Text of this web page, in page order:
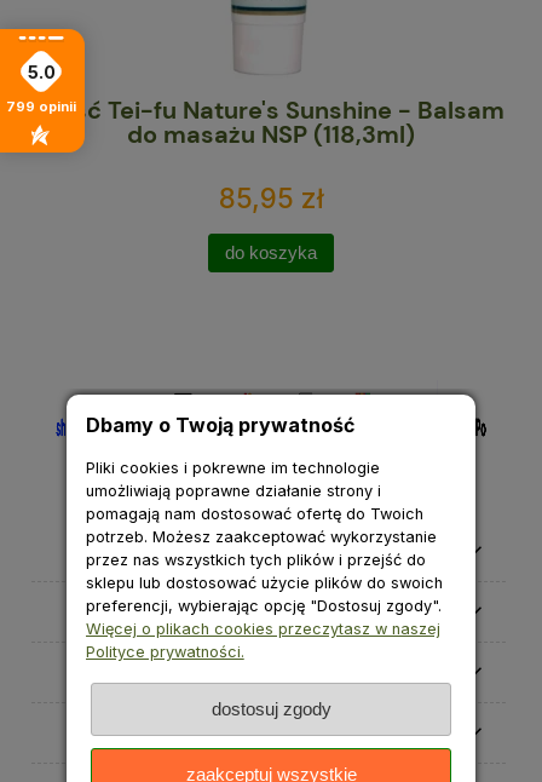
Maść Tei-fu Nature's Sunshine - Balsam
do masażu NSP (118,3ml)
85,95 zł
do koszyka
Pomoc
Moje konto
Informacje
5.0
799 opinii
Dbamy o Twoją prywatność
Pliki cookies i pokrewne im technologie
umożliwiają poprawne działanie strony i
pomagają nam dostosować ofertę do Twoich
potrzeb. Możesz zaakceptować wykorzystanie
przez nas wszystkich tych plików i przejść do
sklepu lub dostosować użycie plików do swoich
preferencji, wybierając opcję "Dostosuj zgody".
Więcej o plikach cookies przeczytasz w naszej
Polityce prywatności.
dostosuj zgody
zaakceptuj wszystkie